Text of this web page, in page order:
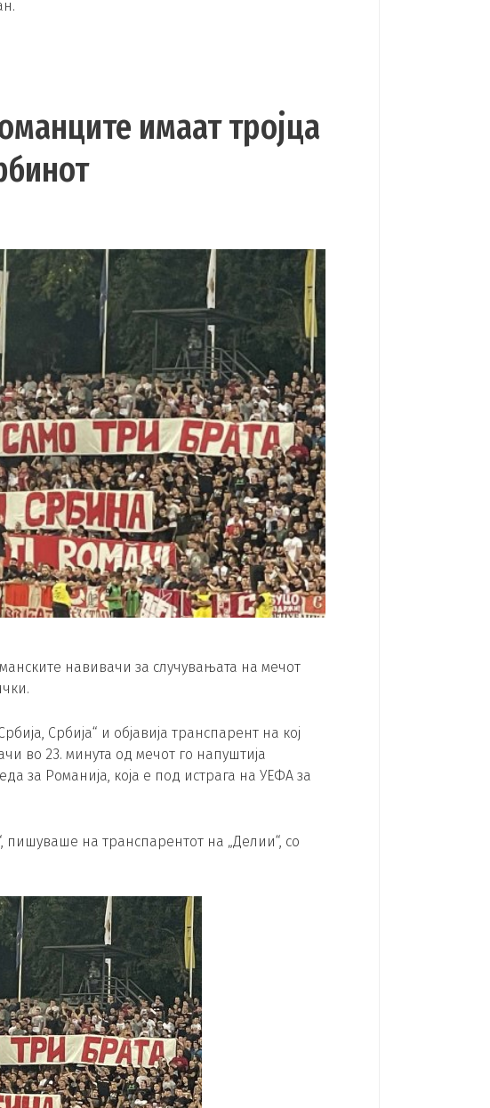
имаат тројца
навивачи за случувањата на мечот
Србија“ и објавија транспарент на кој
во 23. минута од мечот го напуштија
за Романија, која е под истрага на УЕФА за
пишуваше на транспарентот на „Делии“, со